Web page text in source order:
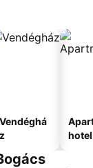
Vendéghá
z
hotel